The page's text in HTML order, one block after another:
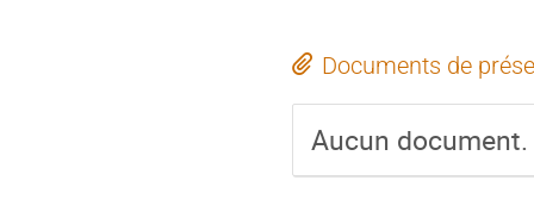
Documents de
Aucun document.